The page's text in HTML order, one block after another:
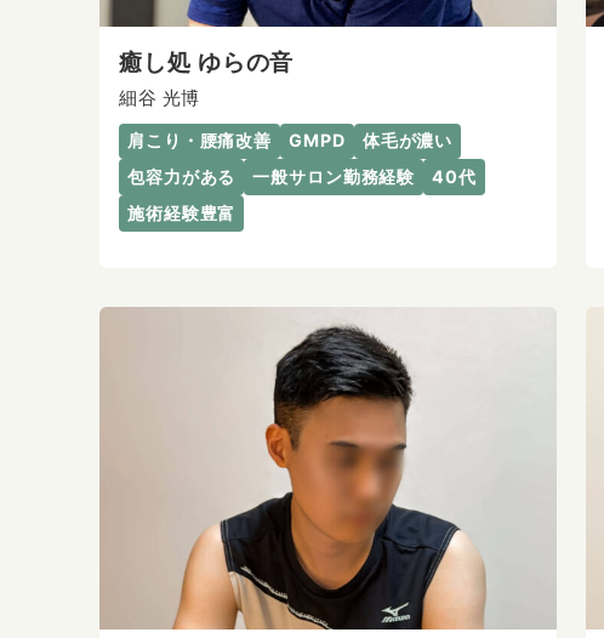
癒し処 ゆらの音
細谷 光博
肩こり・腰痛改善 GMPD
体毛が濃い
包容力がある
一般サロン勤務経験
40代
施術経験豊富